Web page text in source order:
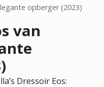
opberger (2023)
van
Dressoir Eos: